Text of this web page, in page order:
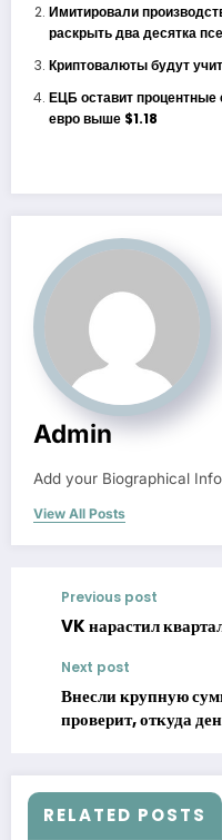
Имитировали
раскрыть два десятка
Криптовалюты будут
ЕЦБ оставит процентные
евро выше $1.18
Admin
Add your Biographical
View All Posts
Previous post
VK нарастил
Next post
Внесли крупную
проверит, откуда
RELATED POSTS